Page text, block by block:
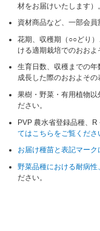
材をお届けいたします）
資材商品など、一部会員
花期、収穫期（○○どり
ける適期栽培でのおおよ
生育日数、収穫までの
成長した際のおおよその
果樹・野菜・有用植物以
ださい。
PVP 農水省登録品種、
てはこちらをご覧くださ
お届け種苗と表記マーク
野菜品種における耐病
ださい。